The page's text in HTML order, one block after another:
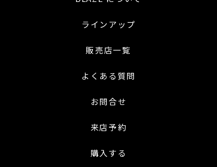
ラインアップ
販売店一覧
よくある質問
お問合せ
来店予約
購入する